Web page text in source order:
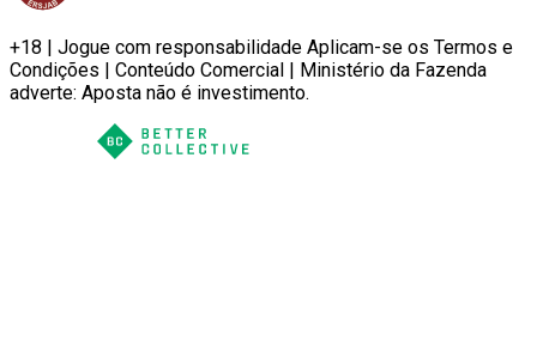
+18 | Jogue com responsabilidade Aplicam-se os Termos e
Condições | Conteúdo Comercial | Ministério da Fazenda
adverte: Aposta não é investimento.